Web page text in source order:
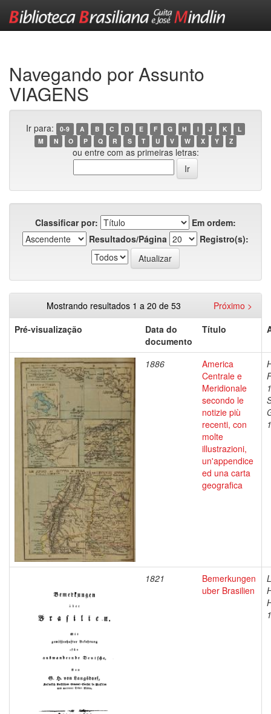
Navegando por Assunto
VIAGENS
Ir para: 0-9 A B C D E F G H I J K
L
M
N O P Q R S T U V W X Y Z
ou entre com as primeiras letras:
Classificar por:
Em ordem:
Resultados/Página
Registro(s):
Mostrando resultados 1 a 20 de 53
Próximo >
Pré-visualização
Data do
documento
Título
1886
America
Centrale e
Meridionale
secondo le
notizie più
recenti, con
molte
illustrazioni,
un'appendice
ed una carta
geografica
1821
Bemerkungen
uber Brasilien